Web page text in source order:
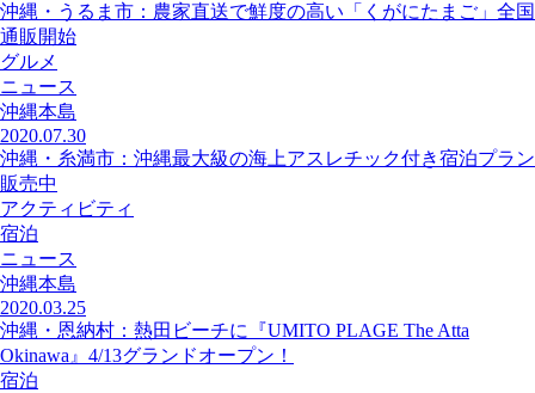
沖縄・うるま市：農家直送で鮮度の高い「くがにたまご」全国
通販開始
グルメ
ニュース
沖縄本島
2020.07.30
沖縄・糸満市：沖縄最大級の海上アスレチック付き宿泊プラン
販売中
アクティビティ
宿泊
ニュース
沖縄本島
2020.03.25
沖縄・恩納村：熱田ビーチに『UMITO PLAGE The Atta
Okinawa』4/13グランドオープン！
宿泊